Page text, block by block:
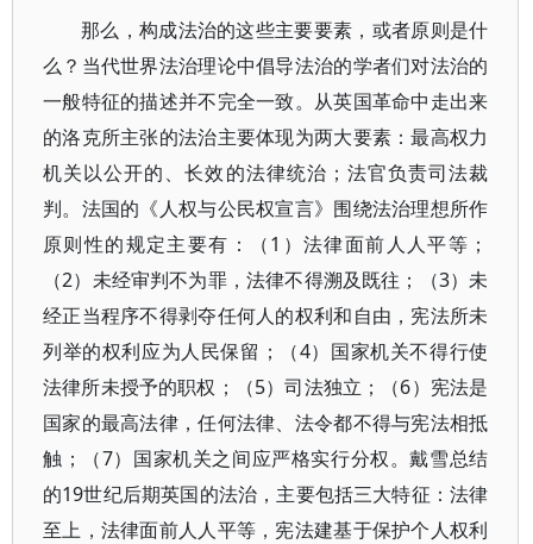
那么，构成法治的这些主要要素，或者原则是什
么？当代世界法治理论中倡导法治的学者们对法治的
一般特征的描述并不完全一致。从英国革命中走出来
的洛克所主张的法治主要体现为两大要素：最高权力
机关以公开的、长效的法律统治；法官负责司法裁
判。法国的《人权与公民权宣言》围绕法治理想所作
原则性的规定主要有：（1）法律面前人人平等；
（2）未经审判不为罪，法律不得溯及既往；（3）未
经正当程序不得剥夺任何人的权利和自由，宪法所未
列举的权利应为人民保留；（4）国家机关不得行使
法律所未授予的职权；（5）司法独立；（6）宪法是
国家的最高法律，任何法律、法令都不得与宪法相抵
触；（7）国家机关之间应严格实行分权。戴雪总结
的19世纪后期英国的法治，主要包括三大特征：法律
至上，法律面前人人平等，宪法建基于保护个人权利